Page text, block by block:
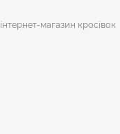
інтернет-магазин кросівок